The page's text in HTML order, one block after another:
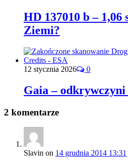
HD 137010 b – 1,06
Ziemi?
12 stycznia 2026 0
Gaia – odkrywczyni
2 komentarze
Slavin on 14 grudnia 2014 13:31